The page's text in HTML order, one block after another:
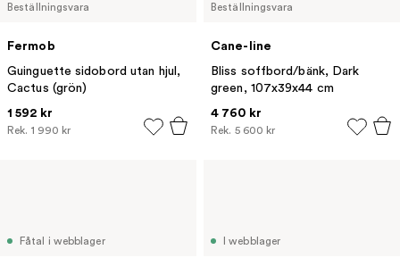
Beställningsvara
Fermob
Guinguette sidobord utan hjul,
Cactus (grön)
1 592 kr
Rek. 1 990 kr
Beställningsvara
Cane-line
Bliss soffbord/bänk, Dark
green, 107x39x44 cm
4 760 kr
Rek. 5 600 kr
Fåtal i webblager I webblager